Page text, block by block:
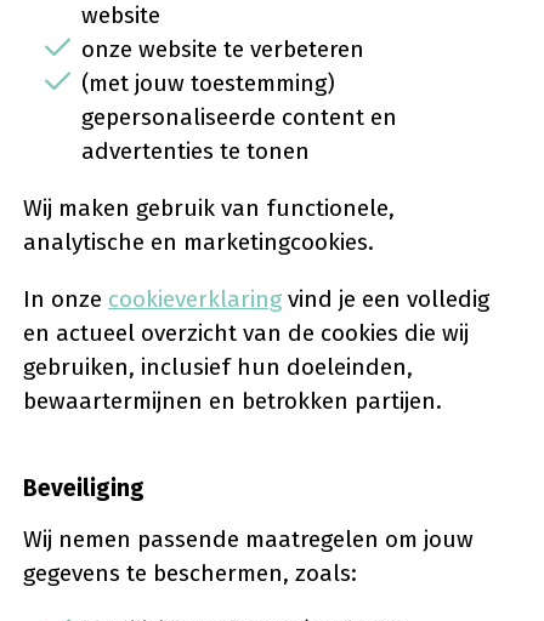
website
onze website te verbeteren
(met jouw toestemming)
gepersonaliseerde content en
advertenties te tonen
Wij maken gebruik van functionele,
analytische en marketingcookies.
In onze cookieverklaring vind je een volledig
en actueel overzicht van de cookies die wij
gebruiken, inclusief hun doeleinden,
bewaartermijnen en betrokken partijen.
Beveiliging
Wij nemen passende maatregelen om jouw
gegevens te beschermen, zoals: